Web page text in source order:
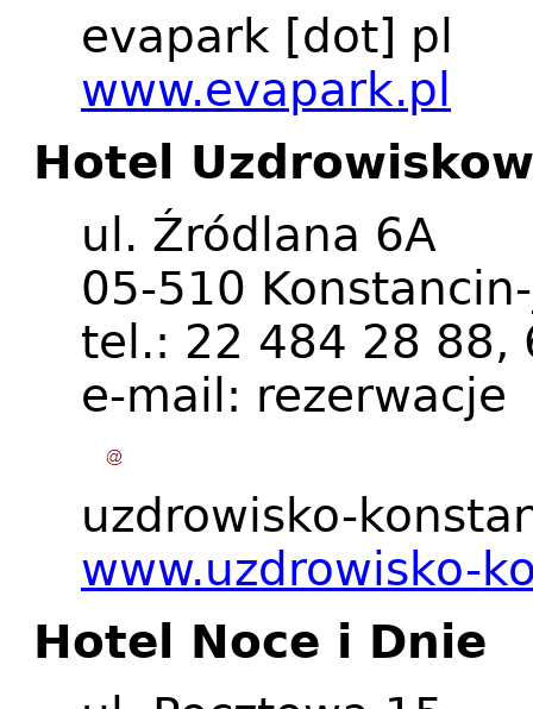
evapark [dot] pl
www.evapark.pl
Hotel
ul. Źródlana 6A
05-510
tel.: 22 484 28 88,
e-mail: rezerwacje
uzdrowisko-
www.uzdrowisko-
Hotel Noce i Dnie